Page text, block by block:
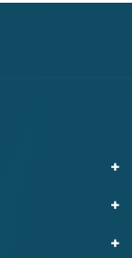
+
+
+